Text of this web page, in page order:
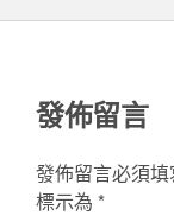
發佈留言
發佈留言必須
標示為 *